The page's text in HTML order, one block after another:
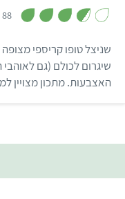
88 דירוגים
שניצל טופו קריספי
שיגרום לכולם (גם
האצבעות. מתכון מצויין